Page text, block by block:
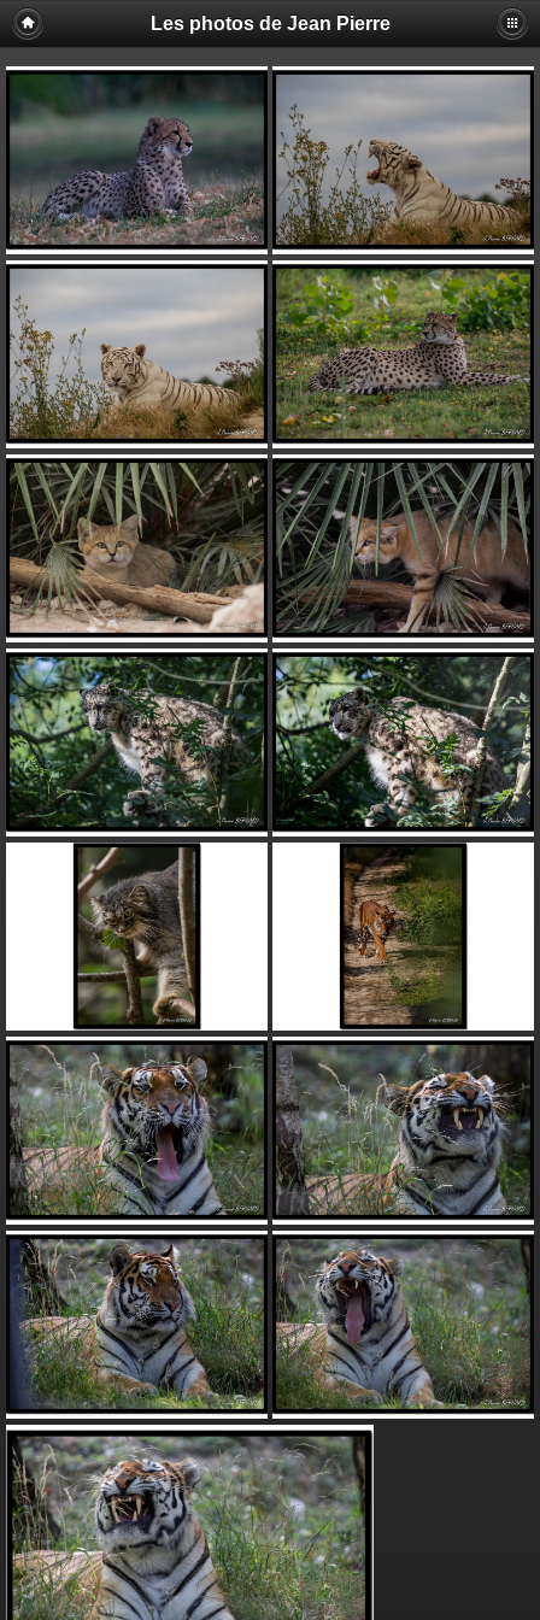
Les photos de Jean Pierre